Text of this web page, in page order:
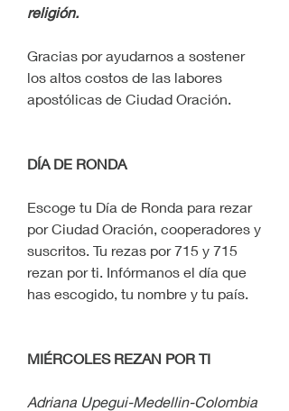
religión.
Gracias por ayudarnos a sostener
los altos costos de las labores
apostólicas de Ciudad Oración.
DÍA DE RONDA
Escoge tu Día de Ronda para rezar
por Ciudad Oración, cooperadores y
suscritos. Tu rezas por 715 y 715
rezan por ti. Infórmanos el día que
has escogido, tu nombre y tu país.
MIÉRCOLES REZAN POR TI
Adriana Upegui-Medellin-Colombia